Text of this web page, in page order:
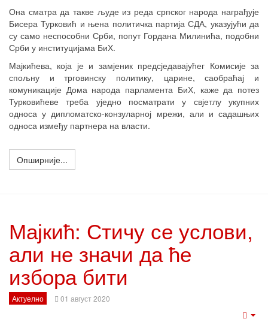
Она сматра да такве људе из реда српског народа награђује
Бисера Турковић и њена политичка партија СДА, указујући да
су само неспособни Срби, попут Гордана Милинића, подобни
Срби у институцијама БиХ.
Мајкићева, која је и замјеник предсједавајућег Комисије за
спољну и трговинску политику, царине, саобраћај и
комуникације Дома народа парламента БиХ, каже да потез
Турковићеве треба уједно посматрати у свјетлу укупних
односа у дипломатско-конзуларној мрежи, али и садашњих
односа између партнера на власти.
Опширније...
Мајкић: Стичу се услови,
али не значи да ће
избора бити
Актуелно 01 август 2020